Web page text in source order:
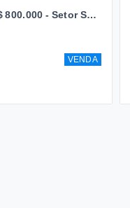
Terreno à venda, 1086 m² por R$ 800.000 - Setor Social - Itumbiara/GO
VENDA